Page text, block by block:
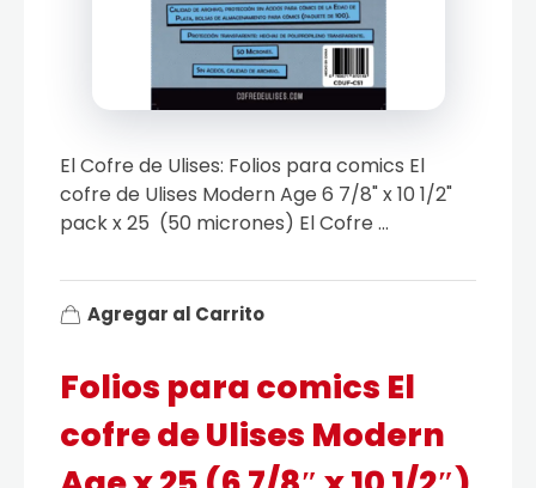
Folios para comics El
cofre de Ulises Modern
El Cofre de Ulises: Folios para comics El
cofre de Ulises Modern Age 6 7/8" x 10 1/2"
pack x 25 (50 micrones) El Cofre ...
Agregar al Carrito